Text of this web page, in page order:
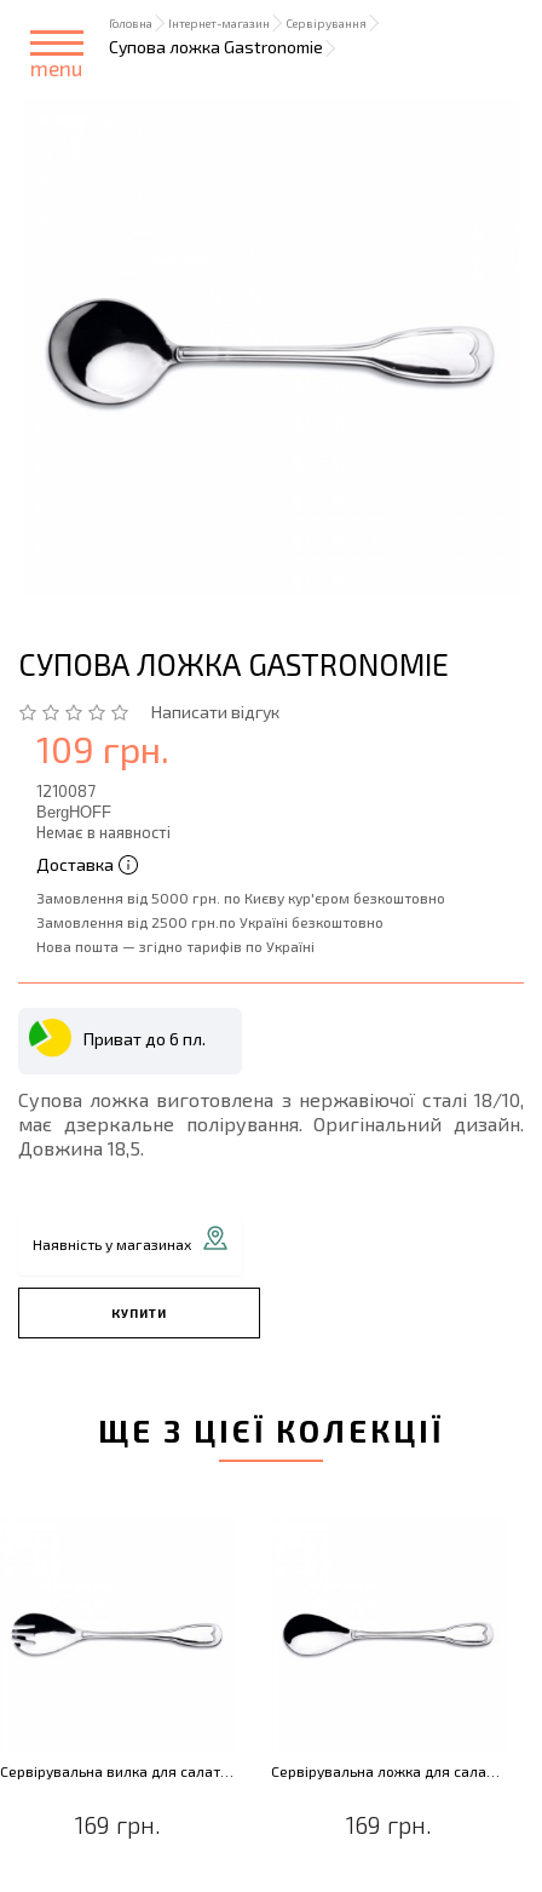
menu
Головна Інтернет-магазин Сервірування
Супова ложка Gastronomie
СУПОВА ЛОЖКА GASTRONOMIE
Написати відгук
109 грн.
1210087
BergHOFF
Немає в наявності
Доставка
Замовлення від 5000 грн. по Києву кур'єром безкоштовно
Замовлення від 2500 грн.по Україні безкоштовно
Нова пошта — згідно тарифів по Україні
Приват до 6 пл.
Супова ложка виготовлена з нержавіючої сталі 18/10,
має дзеркальне полірування. Оригінальний дизайн.
Довжина 18,5.
Наявність у магазинах
КУПИТИ
ЩЕ З ЦІЄЇ КОЛЕКЦІЇ
169 грн. 169 грн.